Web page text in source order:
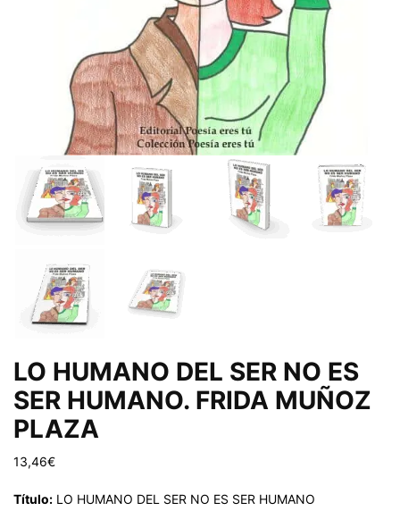
LO HUMANO DEL SER NO ES
SER HUMANO. FRIDA MUÑOZ
PLAZA
13,46€
Título: LO HUMANO DEL SER NO ES SER HUMANO